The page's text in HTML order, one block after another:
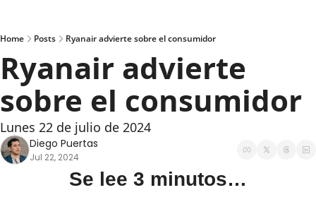
Home Posts Ryanair advierte sobre el consumidor
Ryanair advierte
sobre el consumidor
Lunes 22 de julio de 2024
Diego Puertas
Jul 22, 2024
Se lee 3 minutos…